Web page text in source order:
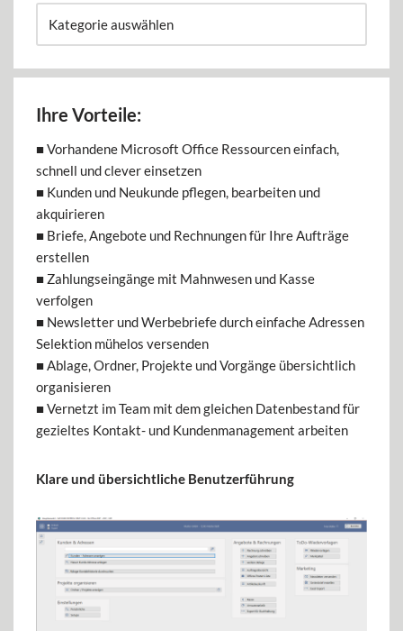
Ihre Vorteile:
■ Vorhandene Microsoft Office Ressourcen einfach,
schnell und clever einsetzen
■ Kunden und Neukunde pflegen, bearbeiten und
akquirieren
■ Briefe, Angebote und Rechnungen für Ihre Aufträge
erstellen
■ Zahlungseingänge mit Mahnwesen und Kasse
verfolgen
■ Newsletter und Werbebriefe durch einfache Adressen
Selektion mühelos versenden
■ Ablage, Ordner, Projekte und Vorgänge übersichtlich
organisieren
■ Vernetzt im Team mit dem gleichen Datenbestand für
gezieltes Kontakt- und Kundenmanagement arbeiten
Klare und übersichtliche Benutzerführung